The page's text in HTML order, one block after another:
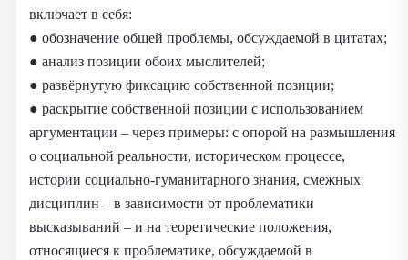
включает в себя:
● обозначение общей проблемы, обсуждаемой в цитатах;
● анализ позиции обоих мыслителей;
● развёрнутую фиксацию собственной позиции;
● раскрытие собственной позиции с использованием
аргументации – через примеры: с опорой на размышления
о социальной реальности, историческом процессе,
истории социально-гуманитарного знания, смежных
дисциплин – в зависимости от проблематики
высказываний – и на теоретические положения,
относящиеся к проблематике, обсуждаемой в